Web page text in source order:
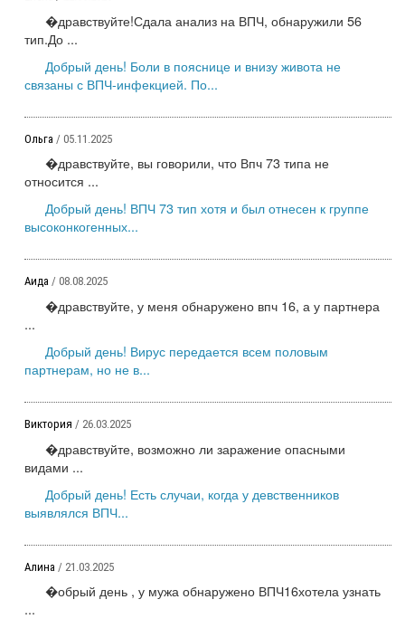
�дравствуйте!Сдала анализ на ВПЧ, обнаружили 56
тип.До ...
Добрый день! Боли в пояснице и внизу живота не
связаны с ВПЧ-инфекцией. По...
Ольга / 05.11.2025
�дравствуйте, вы говорили, что Впч 73 типа не
относится ...
Добрый день! ВПЧ 73 тип хотя и был отнесен к группе
высоконкогенных...
Аида / 08.08.2025
�дравствуйте, у меня обнаружено впч 16, а у партнера
...
Добрый день! Вирус передается всем половым
партнерам, но не в...
Виктория / 26.03.2025
�дравствуйте, возможно ли заражение опасными
видами ...
Добрый день! Есть случаи, когда у девственников
выявлялся ВПЧ...
Алина / 21.03.2025
�обрый день , у мужа обнаружено ВПЧ16хотела узнать
...